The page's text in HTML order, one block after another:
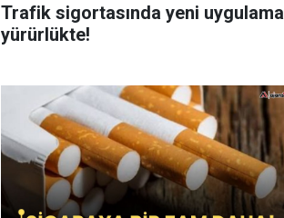
Trafik sigortasında yeni uygulama
yürürlükte!